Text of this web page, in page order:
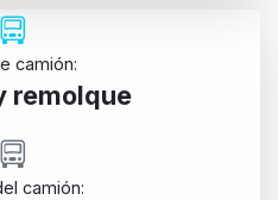
camión:
remolque
camión: